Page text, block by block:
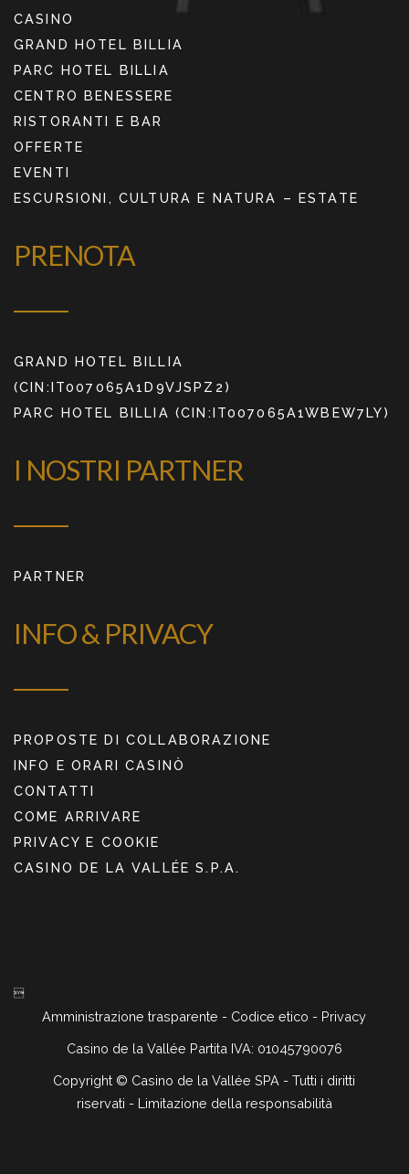
CASINO
GRAND HOTEL BILLIA
PARC HOTEL BILLIA
CENTRO BENESSERE
RISTORANTI E BAR
OFFERTE
EVENTI
ESCURSIONI, CULTURA E NATURA – ESTATE
PRENOTA
GRAND HOTEL BILLIA
(CIN:IT007065A1D9VJSPZ2)
PARC HOTEL BILLIA (CIN:IT007065A1WBEW7LY)
I NOSTRI PARTNER
PARTNER
INFO & PRIVACY
PROPOSTE DI COLLABORAZIONE
INFO E ORARI CASINÒ
CONTATTI
COME ARRIVARE
PRIVACY E COOKIE
CASINO DE LA VALLÉE S.P.A.

Amministrazione trasparente - Codice etico - Privacy
Casino de la Vallée Partita IVA: 01045790076
Copyright © Casino de la Vallée SPA - Tutti i diritti
riservati - Limitazione della responsabilità